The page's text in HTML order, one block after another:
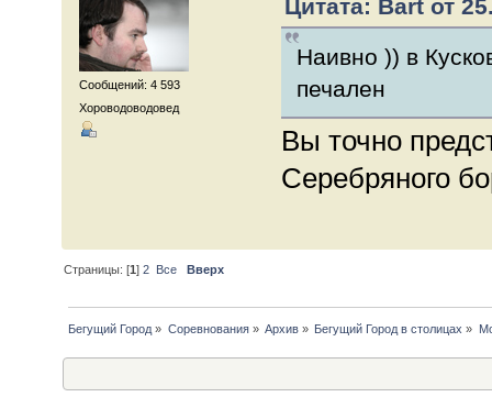
Сообщений: 4 593
Хороводоводовед
Цитата: Bart от
Наивно )) в
печален
Вы точно
Серебряного
Страницы: [1]2 Все Вверх
Бегущий Город» Соревнования» Архив » Бегущий Город в столицах »